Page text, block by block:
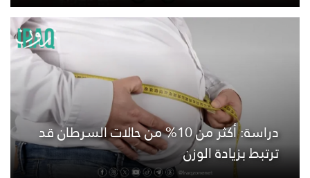
دراسة: أكثر من 10% من حالات السرطان قد
ترتبط بزيادة الوزن